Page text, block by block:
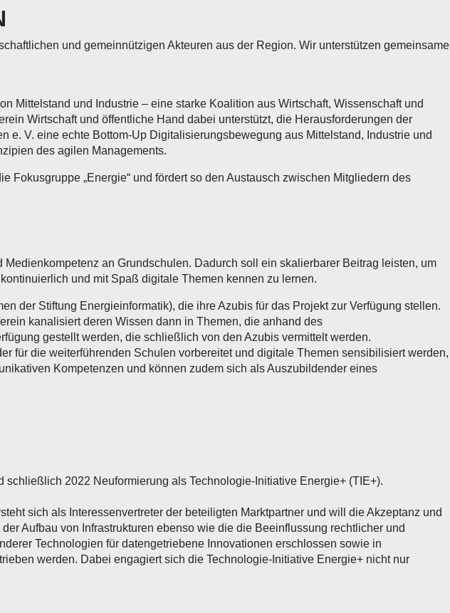
und gemeinnützigen Akteuren aus der Region. Wir unterstützen gemeinsame
Mittelstand und Industrie – eine starke Koalition aus Wirtschaft, Wissenschaft und
Wirtschaft und öffentliche Hand dabei unterstützt, die Herausforderungen der
V. eine echte Bottom-Up Digitalisierungsbewegung aus Mittelstand, Industrie und
des agilen Managements.
„Energie“ und fördert so den Austausch zwischen Mitgliedern des
an Grundschulen. Dadurch soll ein skalierbarer Beitrag leisten, um
und mit Spaß digitale Themen kennen zu lernen.
der Stiftung Energieinformatik), die ihre Azubis für das Projekt zur Verfügung stellen.
kanalisiert deren Wissen dann in Themen, die anhand des
gestellt werden, die schließlich von den Azubis vermittelt werden.
für die weiterführenden Schulen vorbereitet und digitale Themen sensibilisiert werden,
Kompetenzen und können zudem sich als Auszubildender eines
2022 Neuformierung als Technologie-Initiative Energie+ (TIE+).
sich als Interessenvertreter der beteiligten Marktpartner und will die Akzeptanz und
Aufbau von Infrastrukturen ebenso wie die die Beeinflussung rechtlicher und
Technologien für datengetriebene Innovationen erschlossen sowie in
werden. Dabei engagiert sich die Technologie-Initiative Energie+ nicht nur